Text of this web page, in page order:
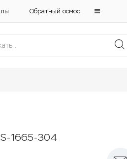
Обратный осмос
1665-304